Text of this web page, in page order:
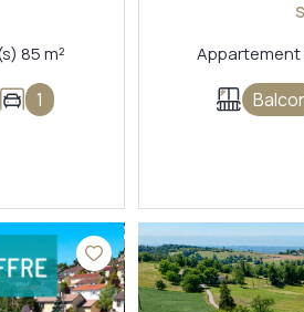
Appartement 4 pièce(s) 3 chambre(s) 85 m²
1